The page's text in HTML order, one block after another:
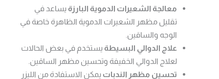
معالجة الشعيرات الدموية البارزة يساعد في
تقليل مظهر الشعيرات الدموية الظاهرة خاصة في
الوجه والساقين.
علاج الدوالي البسيطة يستخدم في بعض الحالات
لعلاج الدوالي الخفيفة وتحسين مظهر الساقين.
تحسين مظهر الندبات يمكن الاستفادة من الليزر